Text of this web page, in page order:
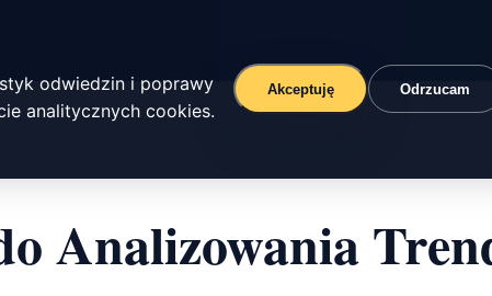
odwiedzin i poprawy
analitycznych cookies.
Akceptuję Odrzucam
Analizowania